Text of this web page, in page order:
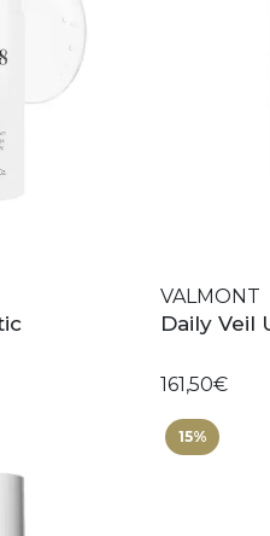
VALMONT
Daily Veil
161,50€
15%